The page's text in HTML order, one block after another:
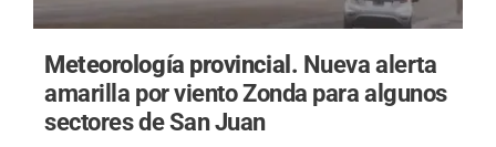
Meteorología provincial. Nueva alerta
amarilla por viento Zonda para algunos
sectores de San Juan